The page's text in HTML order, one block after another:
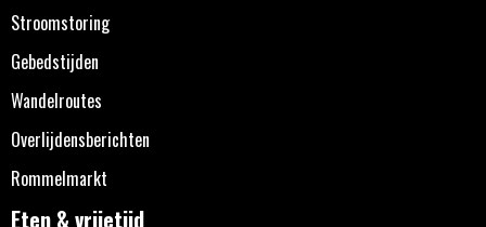
Stroomstoring
Gebedstijden
Wandelroutes
Overlijdensberichten
Rommelmarkt
Eten & vrijetijd